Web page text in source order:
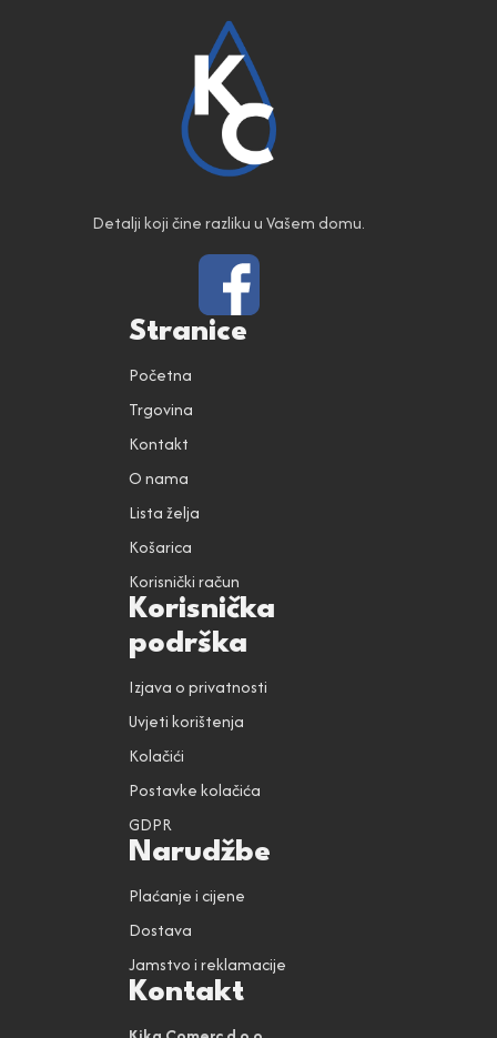
Detalji koji čine razliku u Vašem domu.
Stranice
Početna
Trgovina
Kontakt
O nama
Lista želja
Košarica
Korisnički račun
Korisnička
podrška
Izjava o privatnosti
Uvjeti korištenja
Kolačići
Postavke kolačića
GDPR
Narudžbe
Plaćanje i cijene
Dostava
Jamstvo i reklamacije
Kontakt